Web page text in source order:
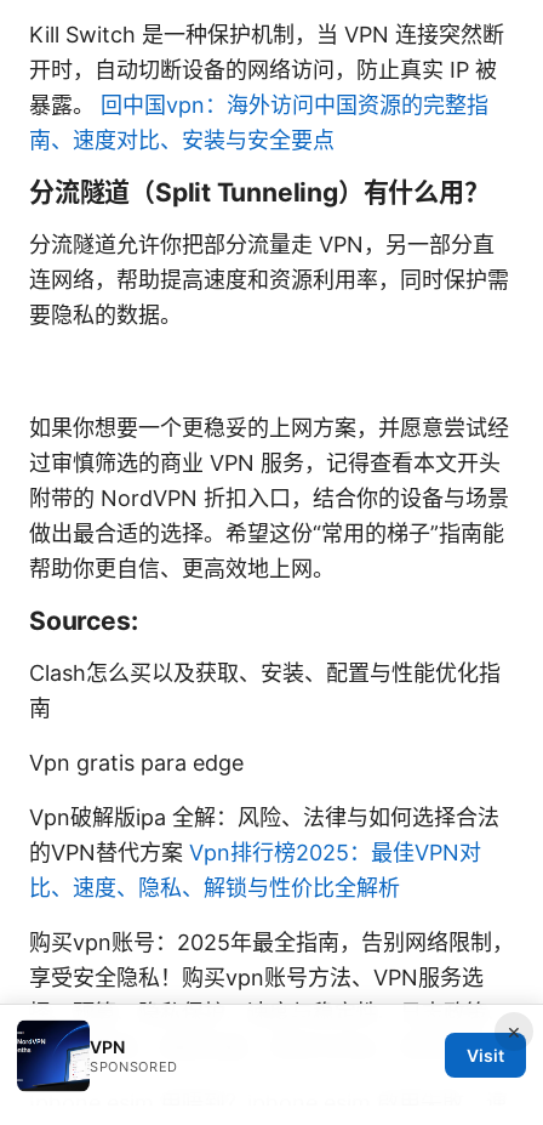
Kill Switch 是一种保护机制，当 VPN 连接突然断
开时，自动切断设备的网络访问，防止真实 IP 被
暴露。
回中国vpn：海外访问中国资源的完整指
南、速度对比、安装与安全要点
分流隧道（Split Tunneling）有什么用？
分流隧道允许你把部分流量走 VPN，另一部分直
连网络，帮助提高速度和资源利用率，同时保护需
要隐私的数据。
如果你想要一个更稳妥的上网方案，并愿意尝试经
过审慎筛选的商业 VPN 服务，记得查看本文开头
附带的 NordVPN 折扣入口，结合你的设备与场景
做出最合适的选择。希望这份“常用的梯子”指南能
帮助你更自信、更高效地上网。
Sources:
Clash怎么买以及获取、安装、配置与性能优化指
南
Vpn gratis para edge
Vpn破解版ipa 全解：风险、法律与如何选择合法
的VPN替代方案 Vpn排行榜2025：最佳VPN对
比、速度、隐私、解锁与性价比全解析
购买vpn账号：2025年最全指南，告别网络限制，
享受安全隐私！购买vpn账号方法、VPN服务选
择、预算、隐私保护、速度与稳定性、日志政策、
设备兼容性、使用场景、风险与对比、常见问题
×
VPN
SPONSORED
Visit